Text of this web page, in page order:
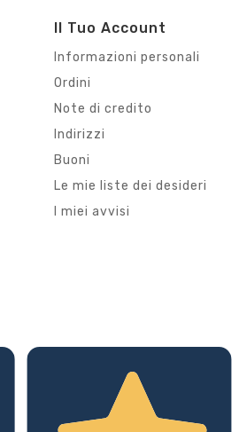
Il Tuo Account
Informazioni personali
Ordini
Note di credito
Indirizzi
Buoni
Le mie liste dei desideri
I miei avvisi